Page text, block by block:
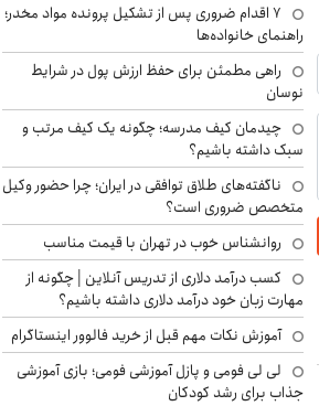
۷ اقدام ضروری پس از تشکیل پرونده مواد مخدر؛
راهنمای خانواده‌ها
راهی مطمئن برای حفظ ارزش پول در شرایط
نوسان
چیدمان کیف مدرسه؛ چگونه یک کیف مرتب و
سبک داشته باشیم؟
ناگفته‌های طلاق توافقی در ایران؛ چرا حضور وکیل
متخصص ضروری است؟
روانشناس خوب در تهران با قیمت مناسب
کسب درآمد دلاری از تدریس آنلاین | چگونه از
مهارت زبان خود درآمد دلاری داشته باشیم؟
آموزش نکات مهم قبل از خرید فالوور اینستاگرام
لی لی فومی و پازل آموزشی فومی؛ بازی آموزشی
جذاب برای رشد کودکان